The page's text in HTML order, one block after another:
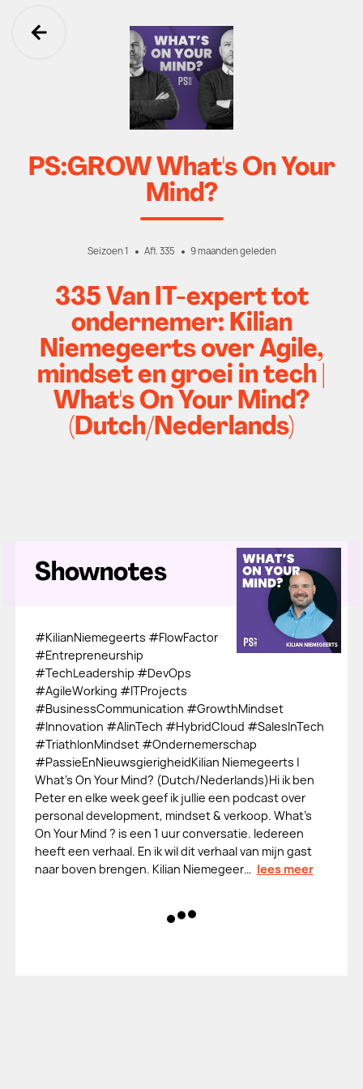
Ga terug
PS:GROW What's On Your
Mind?
Seizoen 1 Afl. 335 9 maanden geleden
335 Van IT-expert tot
ondernemer: Kilian
Niemegeerts over Agile,
mindset en groei in tech |
What's On Your Mind?
(Dutch/Nederlands)
Shownotes
#KilianNiemegeerts #FlowFactor
#Entrepreneurship
#TechLeadership #DevOps
#AgileWorking #ITProjects
#BusinessCommunication #GrowthMindset
#Innovation #AIinTech #HybridCloud #SalesInTech
#TriathlonMindset #Ondernemerschap
#PassieEnNieuwsgierigheidKilian Niemegeerts |
What's On Your Mind? (Dutch/Nederlands)Hi ik ben
Peter en elke week geef ik jullie een podcast over
personal development, mindset & verkoop. What's
On Your Mind ? is een 1 uur conversatie. Iedereen
heeft een verhaal. En ik wil dit verhaal van mijn gast
naar boven brengen. Kilian Niemegeer… lees meer